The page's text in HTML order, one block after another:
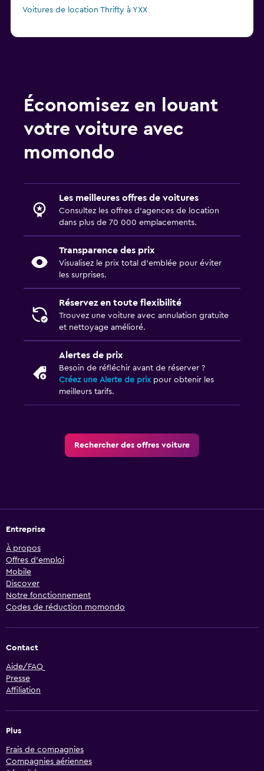
Voitures de location Thrifty à YXX
Économisez en louant
votre voiture avec
momondo
Les meilleures offres de voitures
Consultez les offres d’agences de location
dans plus de 70 000 emplacements.
Transparence des prix
Visualisez le prix total d’emblée pour éviter
les surprises.
Réservez en toute flexibilité
Trouvez une voiture avec annulation gratuite
et nettoyage amélioré.
Alertes de prix
Besoin de réfléchir avant de réserver ?
Créez une Alerte de prixpour obtenir les
meilleurs tarifs.
Rechercher des offres voiture
Entreprise
À propos
Offres d’emploi
Mobile
Discover
Notre fonctionnement
Codes de réduction momondo
Contact
Aide/FAQ
Presse
Affiliation
Plus
Frais de compagnies
Compagnies aériennes